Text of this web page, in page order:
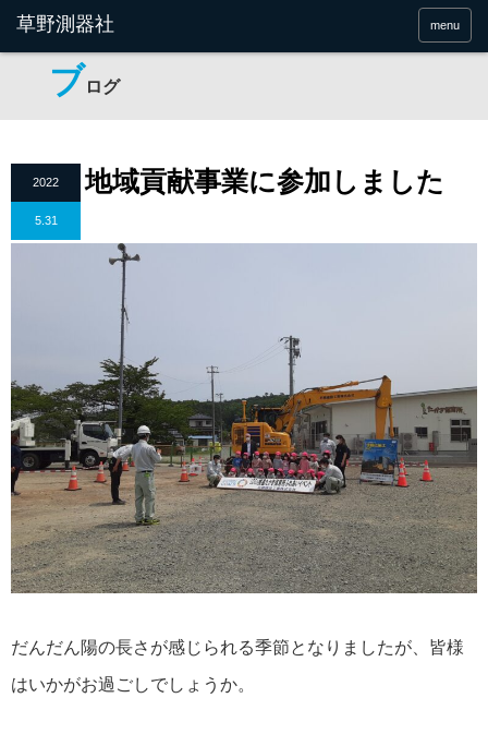
menu
ブログ
2022
5.31
地域貢献事業に参加しました
だんだん陽の長さが感じられる季節となりましたが、皆様
はいかがお過ごしでしょうか。